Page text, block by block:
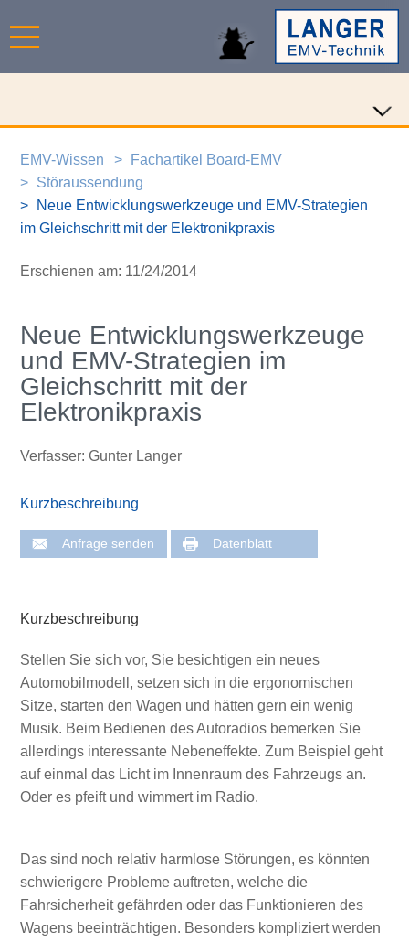
EMV-Wissen
Fachartikel Board-EMV
Störaussendung
Neue Entwicklungswerkzeuge und EMV-Strategien
im Gleichschritt mit der Elektronikpraxis
Erschienen am: 11/24/2014
Neue Entwicklungswerkzeuge
und EMV-Strategien im
Gleichschritt mit der
Elektronikpraxis
Verfasser: Gunter Langer
Kurzbeschreibung
Anfrage senden Datenblatt
Kurzbeschreibung
Stellen Sie sich vor, Sie besichtigen ein neues
Automobilmodell, setzen sich in die ergonomischen
Sitze, starten den Wagen und hätten gern ein wenig
Musik. Beim Bedienen des Autoradios bemerken Sie
allerdings interessante Nebeneffekte. Zum Beispiel geht
auf einmal das Licht im Innenraum des Fahrzeugs an.
Oder es pfeift und wimmert im Radio.
Das sind noch relativ harmlose Störungen, es könnten
schwierigere Probleme auftreten, welche die
Fahrsicherheit gefährden oder das Funktionieren des
Wagens beeinträchtigen. Besonders kompliziert werden